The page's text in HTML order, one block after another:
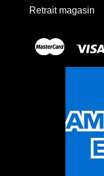
Retrait magasin